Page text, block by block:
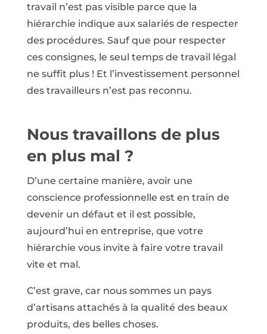
travail n’est pas visible parce que la
hiérarchie indique aux salariés de respecter
des procédures. Sauf que pour respecter
ces consignes, le seul temps de travail légal
ne suffit plus ! Et l’investissement personnel
des travailleurs n’est pas reconnu.
Nous travaillons de plus
en plus mal ?
D’une certaine manière, avoir une
conscience professionnelle est en train de
devenir un défaut et il est possible,
aujourd’hui en entreprise, que votre
hiérarchie vous invite à faire votre travail
vite et mal.
C’est grave, car nous sommes un pays
d’artisans attachés à la qualité des beaux
produits, des belles choses.